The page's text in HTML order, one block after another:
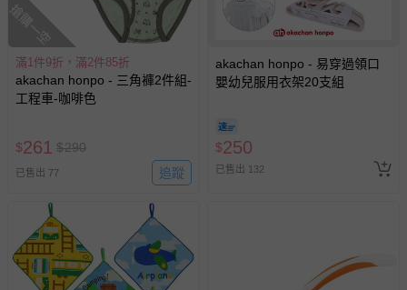
搶購一空
滿1件9折，滿2件85折
akachan honpo - 三角褲2件組-
工程車-咖啡色
$261 $290
已售出 77 追蹤
akachan honpo - 易穿過領口
嬰幼兒服用衣架20支組
$250
已售出 132